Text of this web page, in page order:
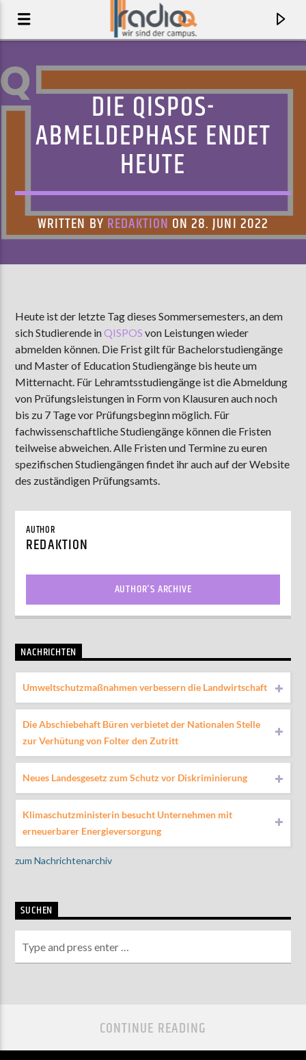
AKTUELLE SENDUNG
MOEBIUS
12:00 18:00
ZU HÖREN INMünster90,9 MHz Steinfurt103,9 MHz
DIE QISPOS-
ABMELDEPHASE ENDET
HEUTE
WRITTEN BY REDAKTION ON 28. JUNI 2022
Heute ist der letzte Tag dieses Sommersemesters, an dem
sich Studierende inQISPOS von Leistungen wieder
abmelden können. Die Frist gilt für Bachelorstudiengänge
und Master of Education Studiengänge bis heute um
Mitternacht. Für Lehramtsstudiengänge ist die Abmeldung
von Prüfungsleistungen in Form von Klausuren auch noch
bis zu 7 Tage vor Prüfungsbeginn möglich. Für
fachwissenschaftliche Studiengänge können die Fristen
teilweise abweichen. Alle Fristen und Termine zu euren
spezifischen Studiengängen findet ihr auch auf der Website
des zuständigen Prüfungsamts.
AUTHOR
REDAKTION
AUTHOR'S ARCHIVE
NACHRICHTEN
Umweltschutzmaßnahmen verbessern die Landwirtschaft
Die Abschiebehaft Büren verbietet der Nationalen Stelle
zur Verhütung von Folter den Zutritt
Neues Landesgesetz zum Schutz vor Diskriminierung
Klimaschutzministerin besucht Unternehmen mit
erneuerbarer Energieversorgung
zum Nachrichtenarchiv
SUCHEN
CONTINUE READING